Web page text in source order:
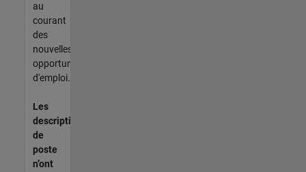
au
courant
des
nouvelles
opportunités
d'emploi.
Les
descriptions
de
poste
n’ont